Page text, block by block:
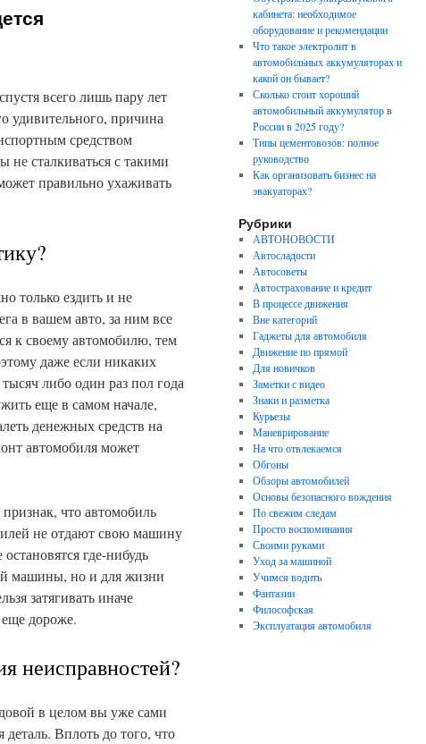
всего лишь пару лет
удивительного, причина
средством
не сталкиваться с такими
правильно ухаживать
только ездить и не
в вашем авто, за ним все
к своему автомобилю, тем
даже если никаких
либо один раз пол года
еще в самом начале,
денежных средств на
автомобиля может
что автомобиль
не отдают свою машину
где-нибудь
машины, но и для жизни
затягивать иначе
дороже.
неисправностей?
в целом вы уже сами
деталь. Вплоть до того, что
кабинета: необходимое
оборудование и рекомендации
Что такое электролит в
автомобильных аккумуляторах и
какой он бывает?
Сколько стоит хороший
автомобильный аккумулятор в
России в 2025 году?
Типы цементовозов: полное
руководство
Как организовать бизнес на
эвакуаторах?
Рубрики
АВТОНОВОСТИ
Автосладости
Автосоветы
Автострахование и кредит
В процессе движения
Вне категорий
Гаджеты для автомобиля
Движение по прямой
Для новичков
Заметки с видео
Знаки и разметка
Курьезы
Маневрирование
На что отвлекаемся
Обгоны
Обзоры автомобилей
Основы безопасного вождения
По свежим следам
Просто воспоминания
Своими руками
Уход за машиной
Учимся водить
Фантазии
Философская
Эксплуатация автомобиля